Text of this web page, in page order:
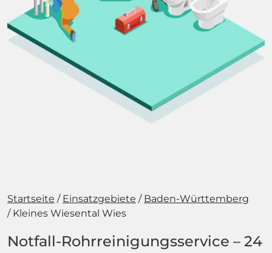
Startseite Einsatzgebiete
Baden-Württemberg
Kleines Wiesental Wies
Notfall-Rohrreinigungsservice – 24